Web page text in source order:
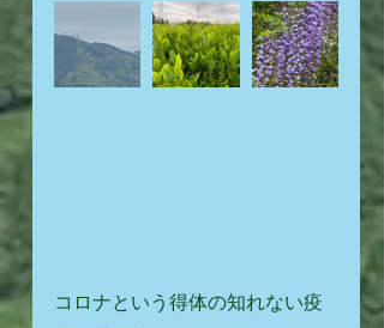
コロナという得体の知れない疫